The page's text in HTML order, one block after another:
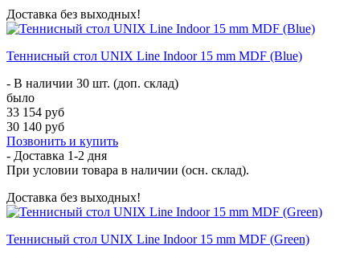
Доставка без выходных!
Теннисный стол UNIX Line Indoor 15 mm MDF (Blue)
- В наличии 30 шт. (доп. склад)
было
33 154 руб
30 140 руб
Позвонить и купить
- Доставка 1-2 дня
При условии товара в наличии (осн. склад).
Доставка без выходных!
Теннисный стол UNIX Line Indoor 15 mm MDF (Green)